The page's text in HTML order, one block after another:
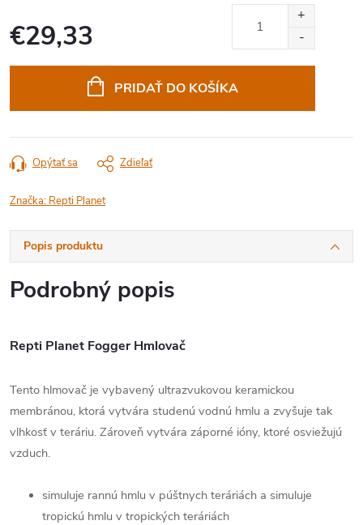
€29,33
PRIDAŤ DO KOŠÍKA
Opýtať sa Zdieľať
Značka: Repti Planet
Popis produktu
Podrobný popis
Repti Planet Fogger Hmlovač
Tento hlmovač je vybavený ultrazvukovou keramickou
membránou, ktorá vytvára studenú vodnú hmlu a zvyšuje tak
vlhkosť v teráriu. Zároveň vytvára záporné ióny, ktoré osviežujú
vzduch.
simuluje rannú hmlu v púštnych teráriách a simuluje
tropickú hmlu v tropických teráriách